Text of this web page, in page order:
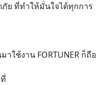
ย ที่ทำให้มั่นใจได้ทุกการ
ใช้งาน FORTUNER ก็ถือ